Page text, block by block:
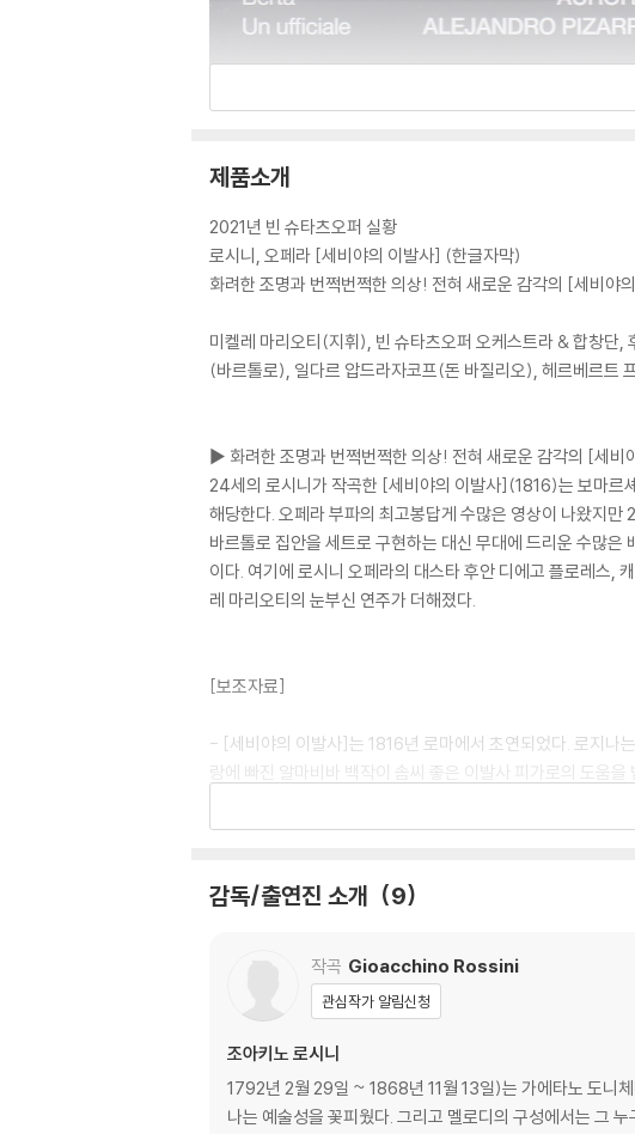
제품소개
2021년 빈 슈타츠오퍼 실황
로시니, 오페라 [세비야의 이발사] (한글자막)
화려한 조명과 번쩍번쩍한 의상! 전혀 새로운 감각의 [세비야
미켈레 마리오티(지휘), 빈 슈타츠오퍼 오케스트라 & 합창
(바르톨로), 일다르 압드라자코프(돈 바질리오), 헤르베르트
▶ 화려한 조명과 번쩍번쩍한 의상! 전혀 새로운 감각의 [세비
24세의 로시니가 작곡한 [세비야의 이발사](1816)는 보마르
해당한다. 오페라 부파의 최고봉답게 수많은 영상이 나왔지
바르톨로 집안을 세트로 구현하는 대신 무대에 드리운 수많
이다. 여기에 로시니 오페라의 대스타 후안 디에고 플로레스,
레 마리오티의 눈부신 연주가 더해졌다.
[보조자료]
- [세비야의 이발사]는 1816년 로마에서 초연되었다. 로지나
랑에 빠진 알마비바 백작이 솜씨 좋은 이발사 피가로의 도움
대신 방문한 성악교사로 변장해! 알마비바와 피가로는 바르
하면서 이야기의 재미가 더해간다.
- 연출을 맡은 독일의 헤르베르트 프리취(1951~)는 배우로,
- 페루 출신의 후안 디에고 플로레스(1973-)는 현재 벨칸토
급부상 중인 젊은 재원이다. 미켈레 마리오티(1979-)는 페사
DVD/ Blu-ray 구매시 참고 사항 안내드립니다.
감독/출연진 소개 9
작곡 Gioacchino Rossini
관심작가 알림신청
조아키노 로시니
1792년 2월 29일 ~ 1868년 11월 13일)는 가에타노 도니
나는 예술성을 꽃피웠다. 그리고 멜로디의 구성에서는 그